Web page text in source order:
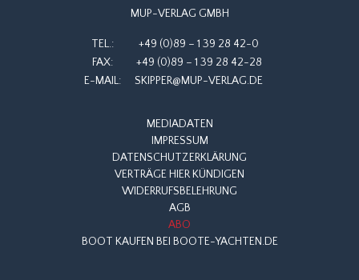
MUP-VERLAG GMBH
TEL.:
+49 (0)89 – 1 39 28 42-0
FAX:
+49 (0)89 – 1 39 28 42-28
E-MAIL:
SKIPPER@MUP-VERLAG.DE
MEDIADATEN
IMPRESSUM
DATENSCHUTZERKLÄRUNG
VERTRÄGE HIER KÜNDIGEN
WIDERRUFSBELEHRUNG
AGB
ABO
BOOT KAUFEN BEI BOOTE-YACHTEN.DE